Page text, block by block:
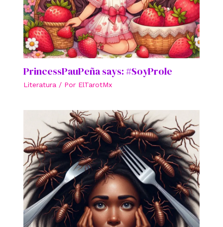
PrincessPauPeña says: #SoyProle
Literatura / Por ElTarotMx